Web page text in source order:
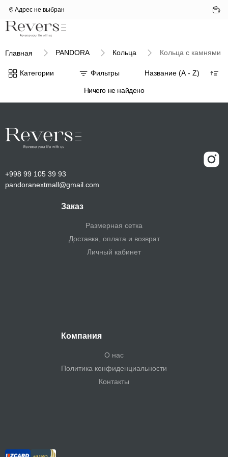
Адрес не выбран
Главная PANDORA Кольца Кольца с камнями
Категории Фильтры
Ничего не найдено
+998 99 105 39 93
pandoranextmall@gmail.com
Заказ
Размерная сетка
Доставка, оплата и возврат
Личный кабинет
Компания
О нас
Политика конфиденциальности
Контакты